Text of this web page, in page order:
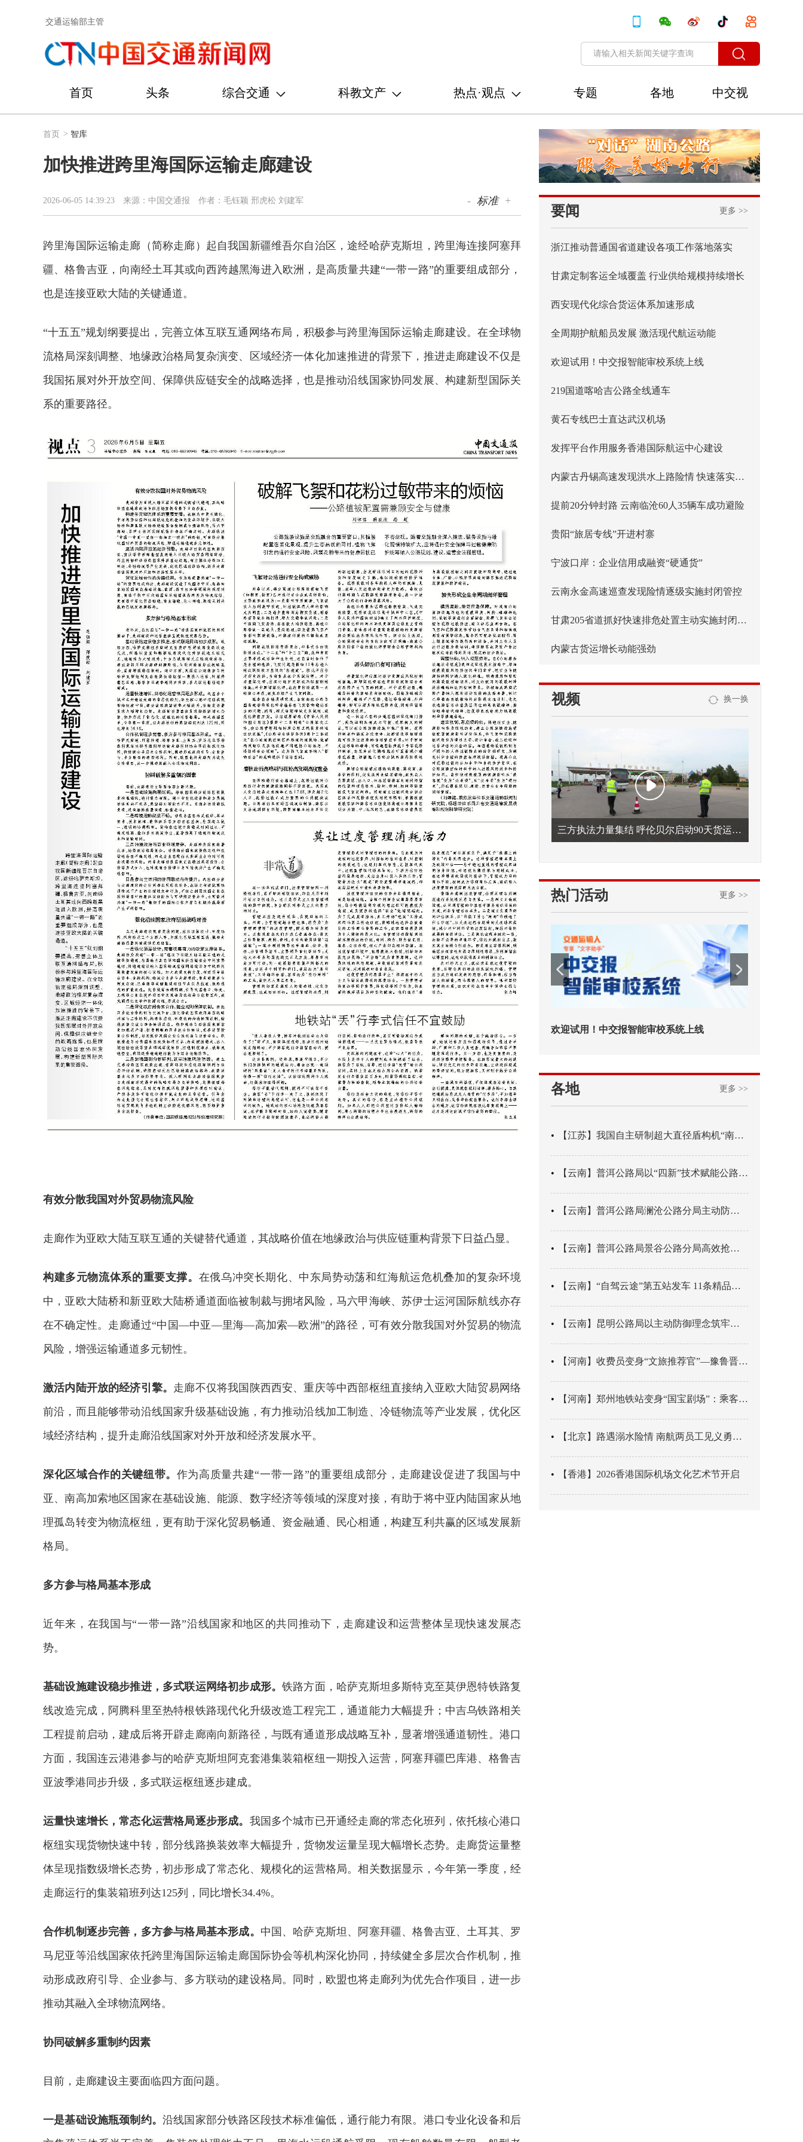
交通运输部主管
首页 头条 综合交通 科教文产 热点·观点 专题 各地
中交视
讯
首页 > 智库
加快推进跨里海国际运输走廊建设
2026-06-05 14:39:23 来源：中国交通报 作者：​毛钰颖 邢虎松 刘建军 - 标准 +
跨里海国际运输走廊（简称走廊）起自我国新疆维吾尔自治区，途经哈萨克斯坦，跨里海连接阿塞拜
疆、格鲁吉亚，向南经土耳其或向西跨越黑海进入欧洲，是高质量共建“一带一路”的重要组成部分，
也是连接亚欧大陆的关键通道。
“十五五”规划纲要提出，完善立体互联互通网络布局，积极参与跨里海国际运输走廊建设。在全球物
流格局深刻调整、地缘政治格局复杂演变、区域经济一体化加速推进的背景下，推进走廊建设不仅是
我国拓展对外开放空间、保障供应链安全的战略选择，也是推动沿线国家协同发展、构建新型国际关
系的重要路径。
有效分散我国对外贸易物流风险
走廊作为亚欧大陆互联互通的关键替代通道，其战略价值在地缘政治与供应链重构背景下日益凸显。
构建多元物流体系的重要支撑。 在俄乌冲突长期化、中东局势动荡和红海航运危机叠加的复杂环境
中，亚欧大陆桥和新亚欧大陆桥通道面临被制裁与拥堵风险，马六甲海峡、苏伊士运河国际航线亦存
在不确定性。走廊通过“中国—中亚—里海—高加索—欧洲”的路径，可有效分散我国对外贸易的物流
风险，增强运输通道多元韧性。
激活内陆开放的经济引擎。 走廊不仅将我国陕西西安、重庆等中西部枢纽直接纳入亚欧大陆贸易网络
前沿，而且能够带动沿线国家升级基础设施，有力推动沿线加工制造、冷链物流等产业发展，优化区
域经济结构，提升走廊沿线国家对外开放和经济发展水平。
深化区域合作的关键纽带。 作为高质量共建“一带一路”的重要组成部分，走廊建设促进了我国与中
亚、南高加索地区国家在基础设施、能源、数字经济等领域的深度对接，有助于将中亚内陆国家从地
理孤岛转变为物流枢纽，更有助于深化贸易畅通、资金融通、民心相通，构建互利共赢的区域发展新
格局。
多方参与格局基本形成
近年来，在我国与“一带一路”沿线国家和地区的共同推动下，走廊建设和运营整体呈现快速发展态
势。
基础设施建设稳步推进，多式联运网络初步成形。铁路方面，哈萨克斯坦多斯特克至莫伊恩特铁路复
线改造完成，阿腾科里至热特根铁路现代化升级改造工程完工，通道能力大幅提升；中吉乌铁路相关
工程提前启动，建成后将开辟走廊南向新路径，与既有通道形成战略互补，显著增强通道韧性。港口
方面，我国连云港港参与的哈萨克斯坦阿克套港集装箱枢纽一期投入运营，阿塞拜疆巴库港、格鲁吉
亚波季港同步升级，多式联运枢纽逐步建成。
运量快速增长，常态化运营格局逐步形成。 我国多个城市已开通经走廊的常态化班列，依托核心港口
枢纽实现货物快速中转，部分线路换装效率大幅提升，货物发运量呈现大幅增长态势。走廊货运量整
体呈现指数级增长态势，初步形成了常态化、规模化的运营格局。相关数据显示，今年第一季度，经
走廊运行的集装箱班列达125列，同比增长34.4%。
合作机制逐步完善，多方参与格局基本形成。 中国、哈萨克斯坦、阿塞拜疆、格鲁吉亚、土耳其、罗
马尼亚等沿线国家依托跨里海国际运输走廊国际协会等机构深化协同，持续健全多层次合作机制，推
动形成政府引导、企业参与、多方联动的建设格局。同时，欧盟也将走廊列为优先合作项目，进一步
推动其融入全球物流网络。
协同破解多重制约因素
目前，走廊建设主要面临四方面问题。
一是基础设施瓶颈制约。沿线国家部分铁路区段技术标准偏低，通行能力有限。港口专业化设备和后
要闻 更多 >>
浙江推动普通国省道建设各项工作落地落实
甘肃定制客运全域覆盖 行业供给规模持续增长
西安现代化综合货运体系加速形成
全周期护航船员发展 激活现代航运动能
欢迎试用！中交报智能审校系统上线
219国道喀哈吉公路全线通车
黄石专线巴士直达武汉机场
发挥平台作用服务香港国际航运中心建设
内蒙古丹锡高速发现洪水上路险情 快速落实主线封闭管控
提前20分钟封路 云南临沧60人35辆车成功避险
贵阳“旅居专线”开进村寨
宁波口岸：企业信用成融资“硬通货”
云南永金高速巡查发现险情逐级实施封闭管控
甘肃205省道抓好快速排危处置主动实施封闭管控
内蒙古货运增长动能强劲
视频 换一换
三方执法力量集结 呼伦贝尔启动90天货运车辆违法专项整治
热门活动 更多 >>
年中国航海日论坛 交通运输执法“我是大队长”主题活动 欢迎试用！中交报智能审校系统上线 铁路榜样
各地 更多 >>
【江苏】我国自主研制超大直径盾构机“南湖号”在常熟下线
【云南】普洱公路局以“四新”技术赋能公路养护
【云南】普洱公路局澜沧公路分局主动防御成功处置214国道山体崩塌险情
【云南】普洱公路局景谷公路分局高效抢通紧急送医村路
【云南】“自驾云途”第五站发车 11条精品线路串起全域风光
【云南】昆明公路局以主动防御理念筑牢汛期安全防线
【河南】收费员变身“文旅推荐官”—豫鲁晋四地市交旅融合让游客一下高速就“入戏”
【河南】郑州地铁站变身“国宝剧场”：乘客刚出车厢，就“入戏”千年
【北京】路遇溺水险情 南航两员工见义勇为科学施救
【香港】2026香港国际机场文化艺术节开启